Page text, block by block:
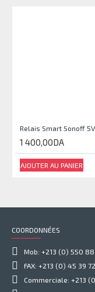
Relais Smart Sonoff 5V,
1 400,00DA
AJOUTER AU PANIER
COORDONNÉES
Mob: +213 (0) 550
FAX: +213 (0) 45 39
Commerciale: +213